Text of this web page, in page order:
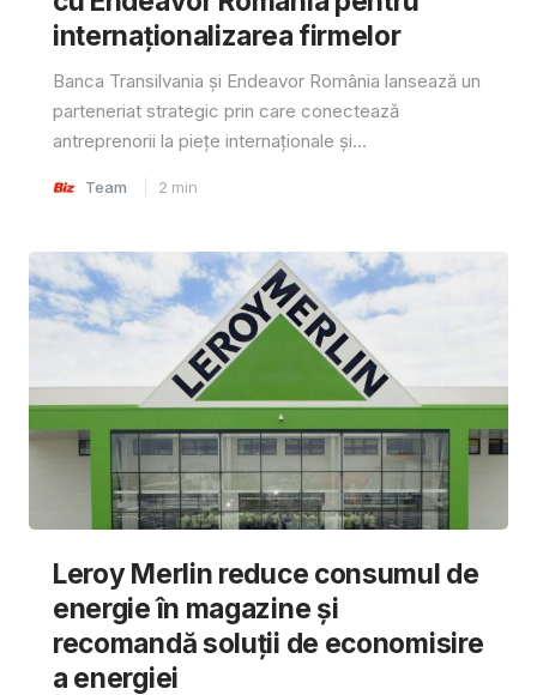
internaționalizarea firmelor
Banca Transilvania și Endeavor România lansează un
parteneriat strategic prin care conectează
antreprenorii la piețe internaționale și...
Team 2 min
Leroy Merlin reduce consumul de
energie în magazine și
recomandă soluții de economisire
a energiei